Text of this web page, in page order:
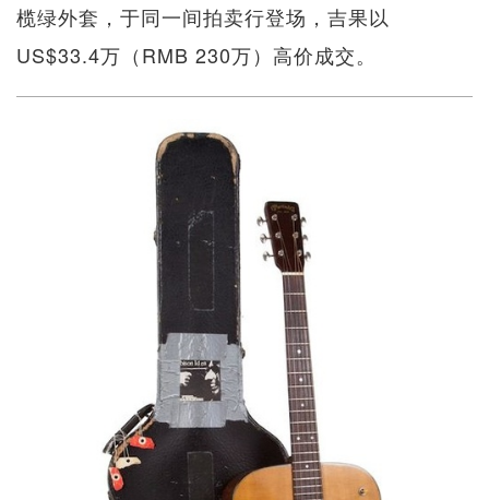
榄绿外套，于同一间拍卖行登场，吉果以
US$33.4万（RMB 230万）高价成交。